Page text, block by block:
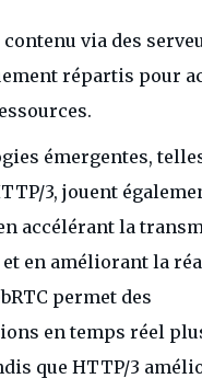
via des
répartis pour
émergentes,
3, jouent
accélérant la
et en améliorant la
permet des
en temps réel
que HTTP/3